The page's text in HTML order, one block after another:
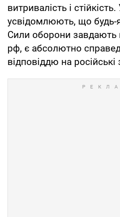
витривалість і стійкість.
усвідомлюють, що будь-
Сили оборони завдають
рф, є абсолютно
відповіддю на російські